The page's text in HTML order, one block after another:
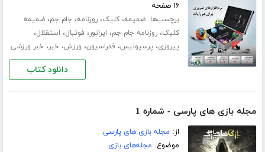
۱۶ صفحه
برچسب‌ها:ضمیمه،کلیک،روزنامه، جام جم،ضمیمه
کلیک،روزنامه جام جم، اپراتور، فوتبال، استقلال،
پیروزی، پرسپولیس، فدراسیون، ورزش، خبر، خبر ورزشی
دانلود کتاب
مجله بازی های پارسی - شماره 1
از: مجله بازی های پارسی
موضوع: مجله‌های بازی